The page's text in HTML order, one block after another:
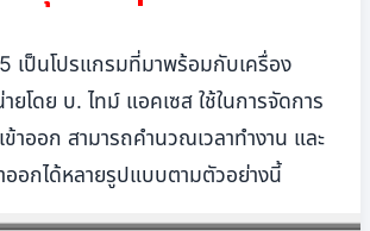
เป็นโปรแกรมที่มาพร้อมกับเครื่อง
โดย บ. ไทม์ แอคเซส ใช้ในการจัดการ
ข้าออก สามารถคำนวณเวลาทำงาน และ
ออกได้หลายรูปแบบตามตัวอย่างนี้